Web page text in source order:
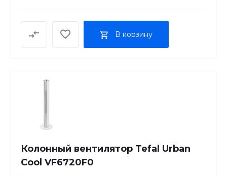
В корзину
Колонный вентилятор Tefal Urban
Cool VF6720F0